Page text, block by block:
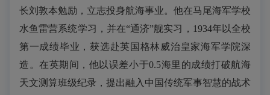
长刘敦本勉励，立志投身航海事业。他在马尾海军学校
水鱼雷营系统学习，并在“通济”舰实习，1934年以全校
第一成绩毕业，获选赴英国格林威治皇家海军学院深
造。在英期间，他以误差小于0.5海里的成绩打破航海
天文测算班级纪录，提出融入中国传统军事智慧的战术